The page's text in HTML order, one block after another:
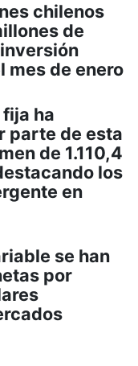
chilenos
de
mes de enero
ha
parte de esta
de 1.110,4
los
en
se han
por